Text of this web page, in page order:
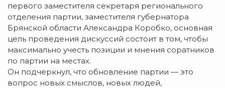
первого заместителя секретаря регионального
отделения партии, заместителя губернатора
Брянской области Александра Коробко, основная
цель проведения дискуссий состоит в том, чтобы
максимально учесть позиции и мнения соратников
по партии на местах.
Он подчеркнул, что обновление партии — это
вопрос новых смыслов, новых людей,